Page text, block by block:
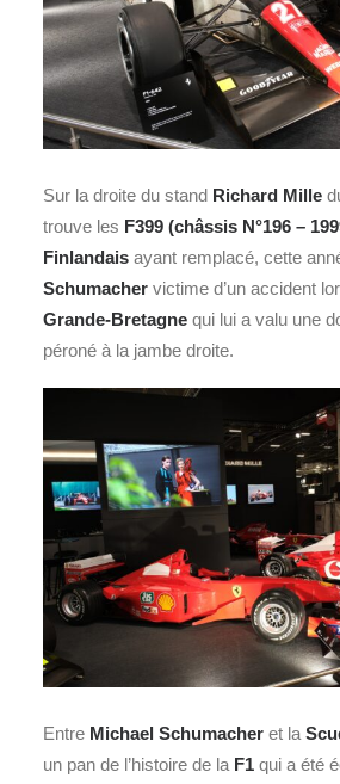
Sur la droite du stand Richard Mille
trouve les F399 (châssis N°196 –
Finlandais ayant remplacé, cette
Schumacher victime d’un accident
Grande-Bretagne qui lui a valu une
péroné à la jambe droite.
Entre Michael Schumacher et la
un pan de l’histoire de la F1 qui a été